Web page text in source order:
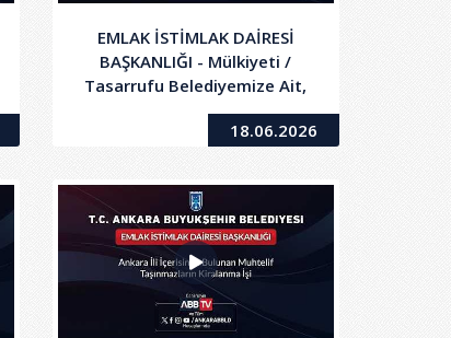
EMLAK İSTİMLAK DAİRESİ
BAŞKANLIĞI - Mülkiyeti /
Tasarrufu Belediyemize Ait,
9 Adet Taşınmazın
Kiralanması İşi18.06.2026